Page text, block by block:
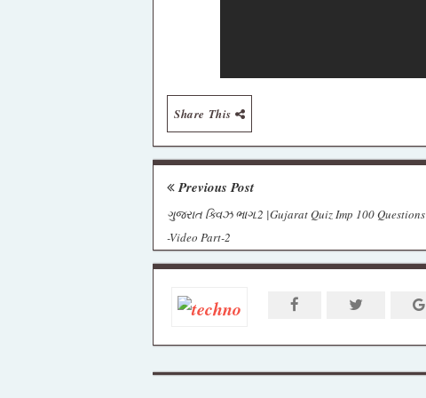
Share This
Previous Post
ગુજરાત ક્વિઝ ભાગ.2 |Gujarat Quiz Imp 100 Questions
-Video Part-2